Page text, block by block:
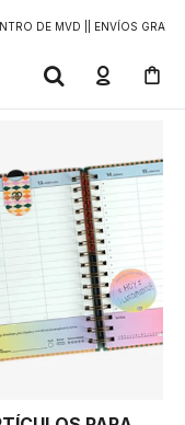
DE MVD | | ENVÍOS GRATIS